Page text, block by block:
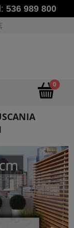
536 989 800